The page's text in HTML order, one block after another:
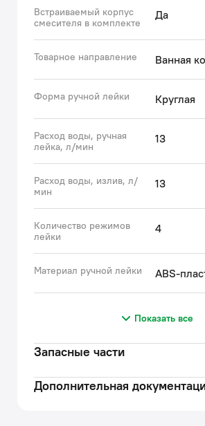
есть возможность сменить её цвет и
комплекта внешних элементов
Выбор возможен только среди
Гарантия на смесители IDDIS® – 10
аксессуары – 3 года.
(с) Авторский текст, март 2026 г.
Встраиваемый корпус
смесителя в комплекте
Да
Товарное направление Ванная
Форма ручной лейки Круглая
Расход воды, ручная
лейка, л/мин
13
Расход воды, излив, л/
мин
13
Количество режимов
лейки
4
Материал ручной лейки ABS-
Показать все
Запасные части
Дополнительная